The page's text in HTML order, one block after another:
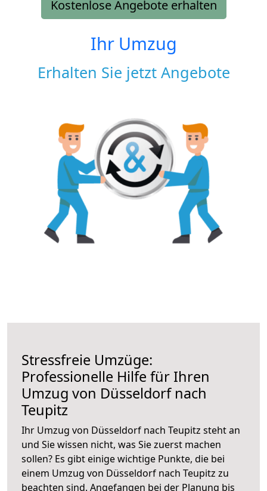
Kostenlose Angebote erhalten
Ihr Umzug
Erhalten Sie jetzt Angebote
Stressfreie Umzüge:
Professionelle Hilfe für Ihren
Umzug von Düsseldorf nach
Teupitz
Ihr Umzug von Düsseldorf nach Teupitz steht an
und Sie wissen nicht, was Sie zuerst machen
sollen? Es gibt einige wichtige Punkte, die bei
einem Umzug von Düsseldorf nach Teupitz zu
beachten sind. Angefangen bei der Planung bis